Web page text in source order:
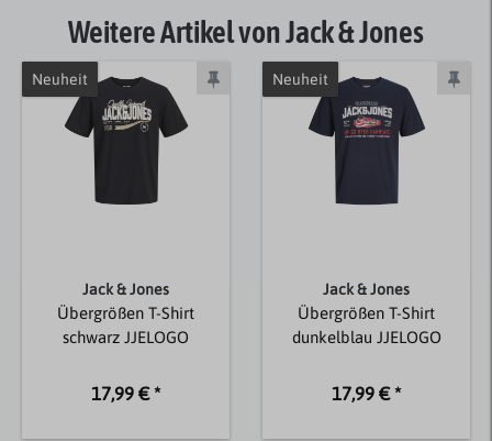
Weitere Artikel von Jack & Jones
Neuheit
Jack & Jones
Übergrößen T-Shirt
schwarz JJELOGO
17,99 € *
Neuheit
Jack & Jones
Übergrößen T-Shirt
dunkelblau JJELOGO
17,99 € *